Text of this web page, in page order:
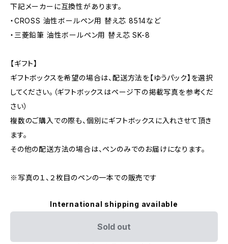
下記メーカーに互換性があります。
・CROSS 油性ボールペン用 替え芯 8514など
・三菱鉛筆 油性ボールペン用 替え芯 SK-8
【ギフト】
ギフトボックスを希望の場合は、配送方法を【ゆうパック】を選択
してください。（ギフトボックスはページ下の掲載写真を参考くだ
さい）
複数のご購入での際も、個別にギフトボックスに入れさせて頂き
ます。
その他の配送方法の場合は、ペンのみでのお届けになります。
※写真の１、２枚目のペンの一本での販売です
International shipping available
Sold out